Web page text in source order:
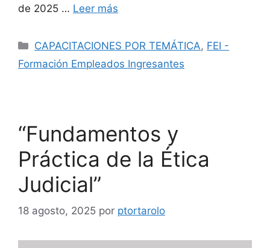
de 2025 … Leer más
CAPACITACIONES POR TEMÁTICA, FEI -
Formación Empleados Ingresantes
“Fundamentos y
Práctica de la Ética
Judicial”
18 agosto, 2025 por ptortarolo